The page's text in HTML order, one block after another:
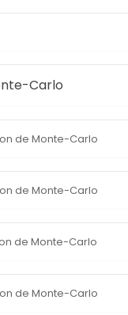
Carlo
de Monte-Carlo
de Monte-Carlo
de Monte-Carlo
de Monte-Carlo